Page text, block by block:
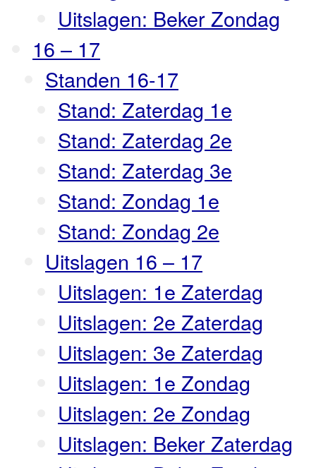
Uitslagen: Beker Zondag
16 – 17
Standen 16-17
Stand: Zaterdag 1e
Stand: Zaterdag 2e
Stand: Zaterdag 3e
Stand: Zondag 1e
Stand: Zondag 2e
Uitslagen 16 – 17
Uitslagen: 1e Zaterdag
Uitslagen: 2e Zaterdag
Uitslagen: 3e Zaterdag
Uitslagen: 1e Zondag
Uitslagen: 2e Zondag
Uitslagen: Beker Zaterdag